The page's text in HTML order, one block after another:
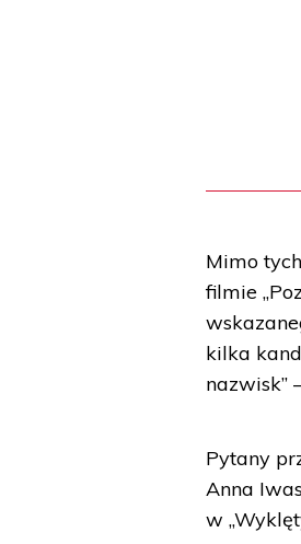
Mimo
filmie
kilka
nazwisk”
Pytany
Anna
w